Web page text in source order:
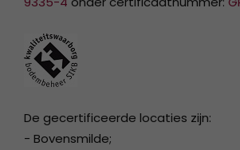
De gecertificeerde locaties zijn:
- Bovensmilde;